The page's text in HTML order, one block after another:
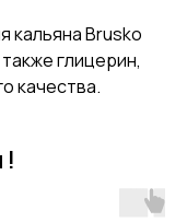
кальяна Brusko
глицерин,
качества.